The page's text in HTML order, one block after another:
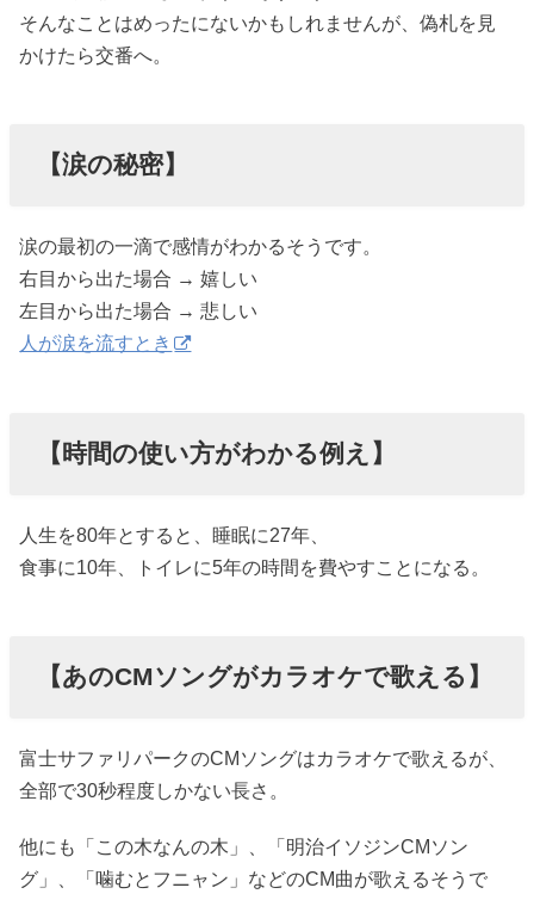
そんなことはめったにないかもしれませんが、偽札を見
かけたら交番へ。
【涙の秘密】
涙の最初の一滴で感情がわかるそうです。
右目から出た場合 → 嬉しい
左目から出た場合 → 悲しい
人が涙を流すとき
【時間の使い方がわかる例え】
人生を80年とすると、睡眠に27年、
食事に10年、トイレに5年の時間を費やすことになる。
【あのCMソングがカラオケで歌える】
富士サファリパークのCMソングはカラオケで歌えるが、
全部で30秒程度しかない長さ。
他にも「この木なんの木」、「明治イソジンCMソン
グ」、「噛むとフニャン」などのCM曲が歌えるそうで